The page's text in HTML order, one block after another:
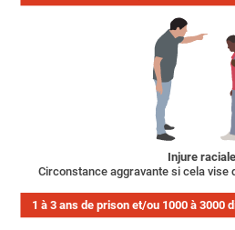
Injure raciale
Circonstance aggravante si cela vise
1 à 3 ans de prison et/ou 1000 à 3000